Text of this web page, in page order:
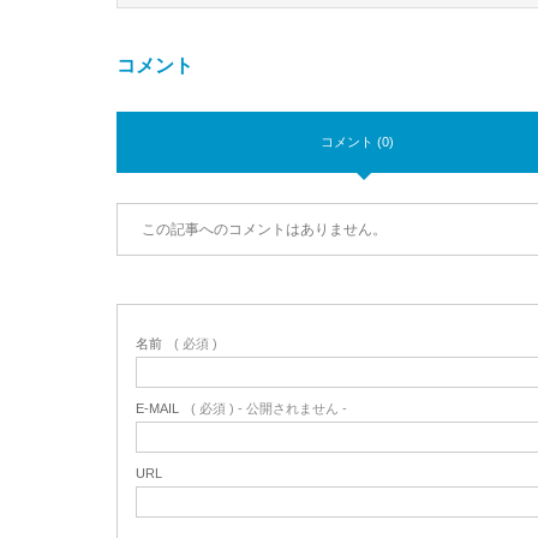
コメント
コメント (0)
この記事へのコメントはありません。
名前 ( 必須 )
E-MAIL ( 必須 ) - 公開されません -
URL